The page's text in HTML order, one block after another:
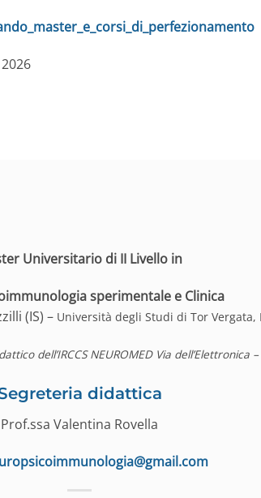
Universitario di II Livello in
sperimentale e Clinica
(IS) – Università degli Studi di Tor Vergata,
dell’IRCCS NEUROMED Via dell’Elettronica
didattica
Prof.ssa Valentina Rovella